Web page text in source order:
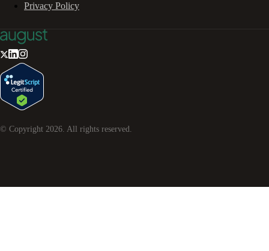
Privacy Policy
© Copyright 2026 . All rights reserved.